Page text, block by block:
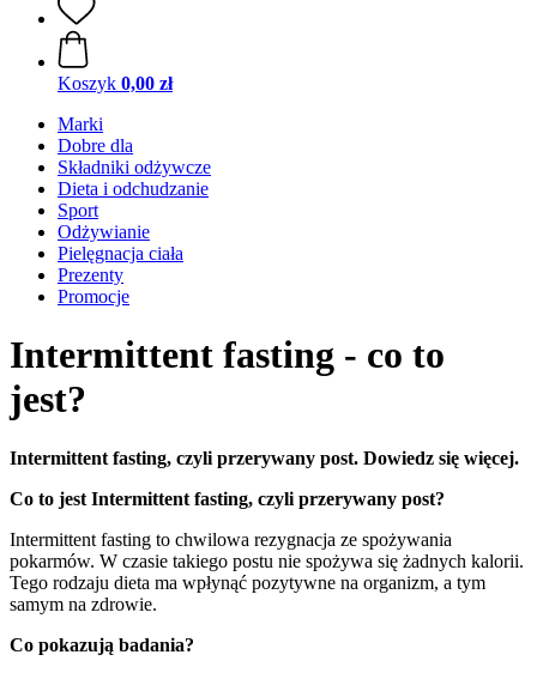
Koszyk 0,00 zł
Marki
Dobre dla
Składniki odżywcze
Dieta i odchudzanie
Sport
Odżywianie
Pielęgnacja ciała
Prezenty
Promocje
Intermittent fasting - co to
jest?
Intermittent fasting, czyli przerywany post. Dowiedz się więcej.
Co to jest Intermittent fasting, czyli przerywany post?
Intermittent fasting to chwilowa rezygnacja ze spożywania
pokarmów. W czasie takiego postu nie spożywa się żadnych kalorii.
Tego rodzaju dieta ma wpłynąć pozytywne na organizm, a tym
samym na zdrowie.
Co pokazują badania?